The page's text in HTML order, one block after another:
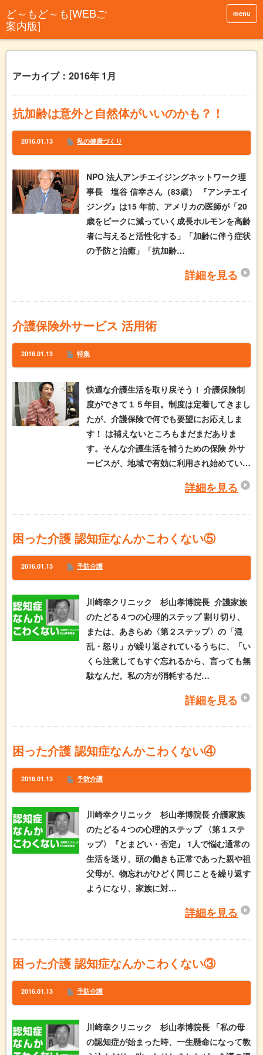
menu
アーカイブ：2016年 1月
抗加齢は意外と自然体がいいのかも？！
2016.01.13 私の健康づくり
NPO 法人アンチエイジングネットワーク理
事長 塩谷 信幸さん（83歳） 『アンチエイ
ジング』は15 年前、アメリカの医師が「20
歳をピークに減っていく成長ホルモンを高齢
者に与えると活性化する」「加齢に伴う症状
の予防と治癒」「抗加齢…
詳細を見る
介護保険外サービス 活用術
2016.01.13 特集
快適な介護生活を取り戻そう！ 介護保険制
度ができて１５年目。制度は定着してきまし
たが、介護保険で何でも要望にお応えしま
す！ は補えないところもまだまだありま
す。そんな介護生活を補うための保険 外サ
ービスが、地域で有効に利用され始めてい…
詳細を見る
困った介護 認知症なんかこわくない⑤
2016.01.13 予防介護
川崎幸クリニック 杉山孝博院長 介護家族
のたどる４つの心理的ステップ 割り切り、
または、あきらめ〈第２ステップ〉の「混
乱・怒り」が繰り返されているうちに、「い
くら注意してもすぐ忘れるから、言っても無
駄なんだ。私の方が消耗するだ…
詳細を見る
困った介護 認知症なんかこわくない④
2016.01.13 予防介護
川崎幸クリニック 杉山孝博院長 介護家族
のたどる４つの心理的ステップ 〈第１ステ
ップ〉『とまどい・否定』 1人で悩む通常の
生活を送り、頭の働きも正常であった親や祖
父母が、物忘れがひどく同じことを繰り返す
ようになり、家族に対…
詳細を見る
困った介護 認知症なんかこわくない③
2016.01.13 予防介護
川崎幸クリニック 杉山孝博院長 「私の母
の認知症が始まった時、一生懸命になって教